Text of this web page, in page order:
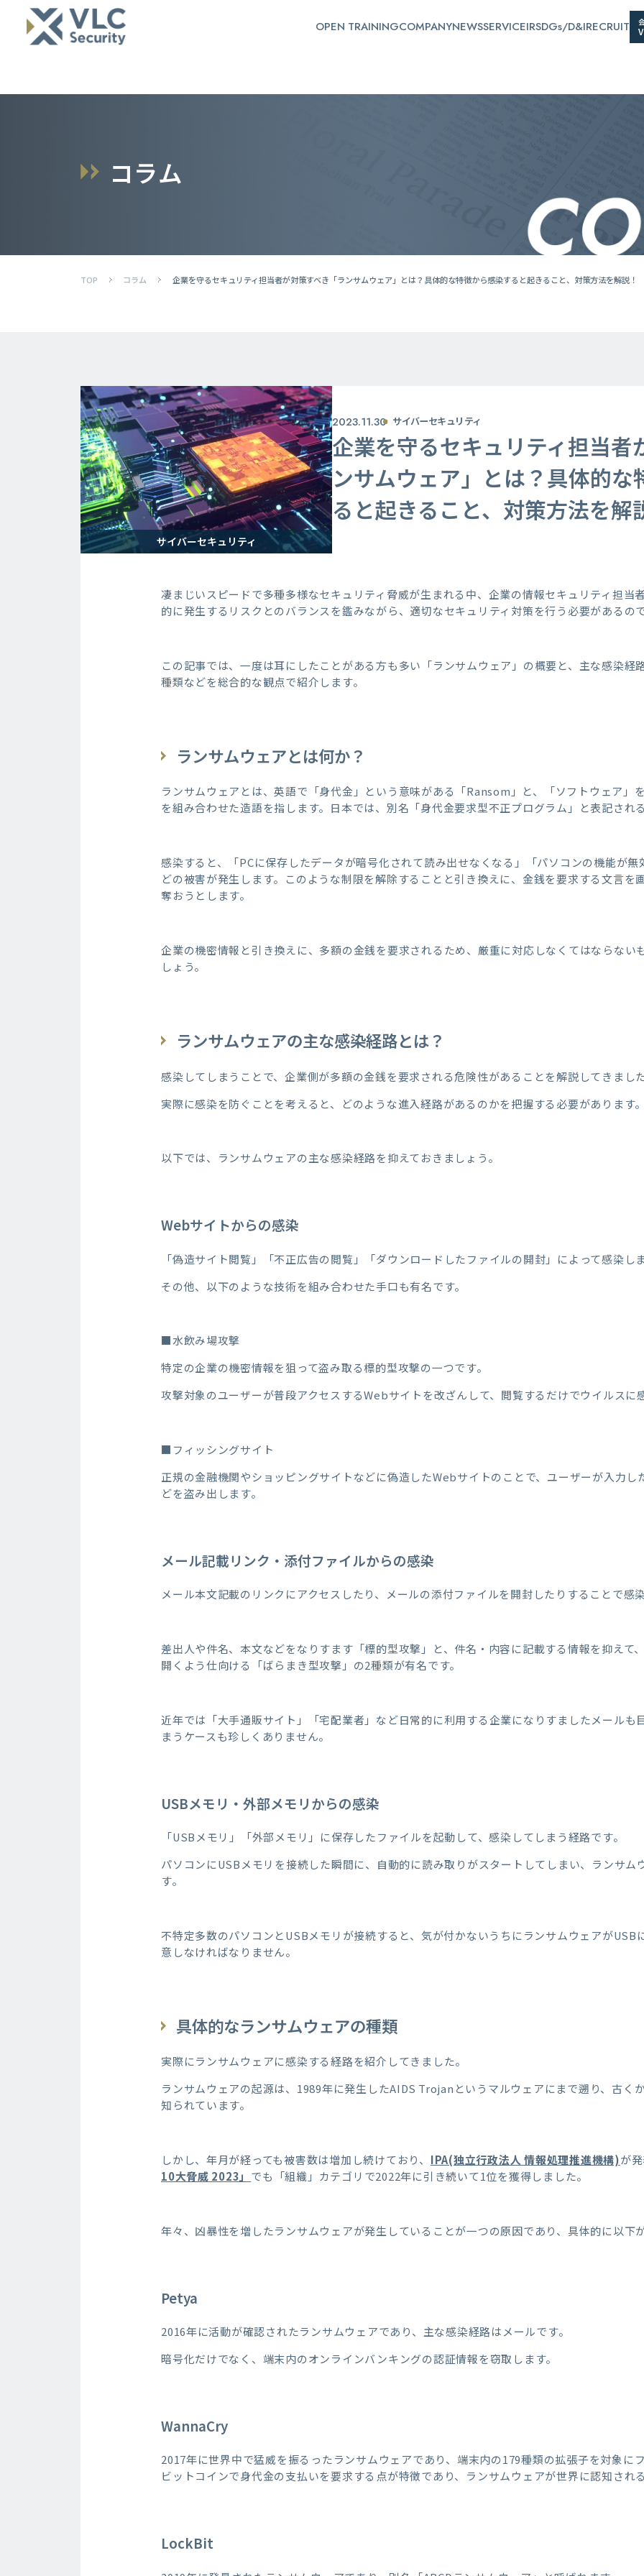
OPEN TRAININGCOMPANYNEWSSERVICEIRSDGs/D&IRECRUIT
コラム
TOP コラム 企業を守るセキュリティ担当者が対策すべき「ランサムウェア」とは？具体的な特徴から感染すると起きること、対策方法を解説！
サイバーセキュリティ
2023.11.30 サイバーセキュリティ
企業を守るセキュリティ担当者
ンサムウェア」とは？具体的な
ると起きること、対策方法を解
凄まじいスピードで多種多様なセキュリティ脅威が生まれる中、企業の情報セキュリティ担当
的に発生するリスクとのバランスを鑑みながら、適切なセキュリティ対策を行う必要があるので
この記事では、一度は耳にしたことがある方も多い「ランサムウェア」の概要と、主な感染経
種類などを総合的な観点で紹介します。
ランサムウェアとは何か？
ランサムウェアとは、英語で「身代金」という意味がある「Ransom」と、「ソフトウェア」
を組み合わせた造語を指します。日本では、別名「身代金要求型不正プログラム」と表記され
感染すると、「PCに保存したデータが暗号化されて読み出せなくなる」「パソコンの機能が
どの被害が発生します。このような制限を解除することと引き換えに、金銭を要求する文言を
奪おうとします。
企業の機密情報と引き換えに、多額の金銭を要求されるため、厳重に対応しなくてはならない
しょう。
ランサムウェアの主な感染経路とは？
感染してしまうことで、企業側が多額の金銭を要求される危険性があることを解説してきました
実際に感染を防ぐことを考えると、どのような進入経路があるのかを把握する必要があります。
以下では、ランサムウェアの主な感染経路を抑えておきましょう。
Webサイトからの感染
「偽造サイト閲覧」「不正広告の閲覧」「ダウンロードしたファイルの開封」によって感染しま
その他、以下のような技術を組み合わせた手口も有名です。
■水飲み場攻撃
特定の企業の機密情報を狙って盗み取る標的型攻撃の一つです。
攻撃対象のユーザーが普段アクセスするWebサイトを改ざんして、閲覧するだけでウイルスに
■フィッシングサイト
正規の金融機関やショッピングサイトなどに偽造したWebサイトのことで、ユーザーが入力し
どを盗み出します。
メール記載リンク・添付ファイルからの感染
メール本文記載のリンクにアクセスしたり、メールの添付ファイルを開封したりすることで感染
差出人や件名、本文などをなりすます「標的型攻撃」と、件名・内容に記載する情報を抑えて
開くよう仕向ける「ばらまき型攻撃」の2種類が有名です。
近年では「大手通販サイト」「宅配業者」など日常的に利用する企業になりすましたメールも
まうケースも珍しくありません。
USBメモリ・外部メモリからの感染
「USBメモリ」「外部メモリ」に保存したファイルを起動して、感染してしまう経路です。
パソコンにUSBメモリを接続した瞬間に、自動的に読み取りがスタートしてしまい、ランサム
す。
不特定多数のパソコンとUSBメモリが接続すると、気が付かないうちにランサムウェアがUSB
意しなければなりません。
具体的なランサムウェアの種類
実際にランサムウェアに感染する経路を紹介してきました。
ランサムウェアの起源は、1989年に発生したAIDS Trojanというマルウェアにまで遡り、古く
知られています。
しかし、年月が経っても被害数は増加し続けており、 IPA(独立行政法人 情報処理推進機構)が
10大脅威 2023」 でも「組織」カテゴリで2022年に引き続いて1位を獲得しました。
年々、凶暴性を増したランサムウェアが発生していることが一つの原因であり、具体的に以下
Petya
2016年に活動が確認されたランサムウェアであり、主な感染経路はメールです。
暗号化だけでなく、端末内のオンラインバンキングの認証情報を窃取します。
WannaCry
2017年に世界中で猛威を振るったランサムウェアであり、端末内の179種類の拡張子を対象に
ビットコインで身代金の支払いを要求する点が特徴であり、ランサムウェアが世界に認知され
LockBit